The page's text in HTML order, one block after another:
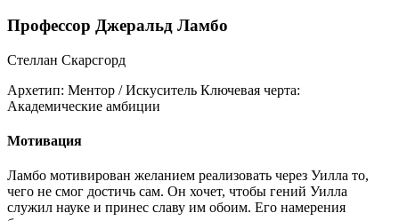
Профессор Джеральд Ламбо
Стеллан Скарсгорд
Архетип: Ментор / Искуситель Ключевая черта:
Академические амбиции
Мотивация
Ламбо мотивирован желанием реализовать через Уилла то,
чего не смог достичь сам. Он хочет, чтобы гений Уилла
служил науке и принес славу им обоим. Его намерения